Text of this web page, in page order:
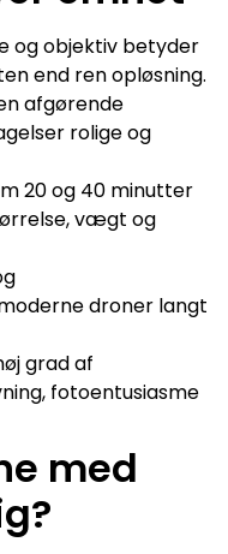
og objektiv betyder
end ren opløsning.
afgørende
rolige og
20 og 40 minutter
vægt og
droner langt
grad af
fotoentusiasme
med